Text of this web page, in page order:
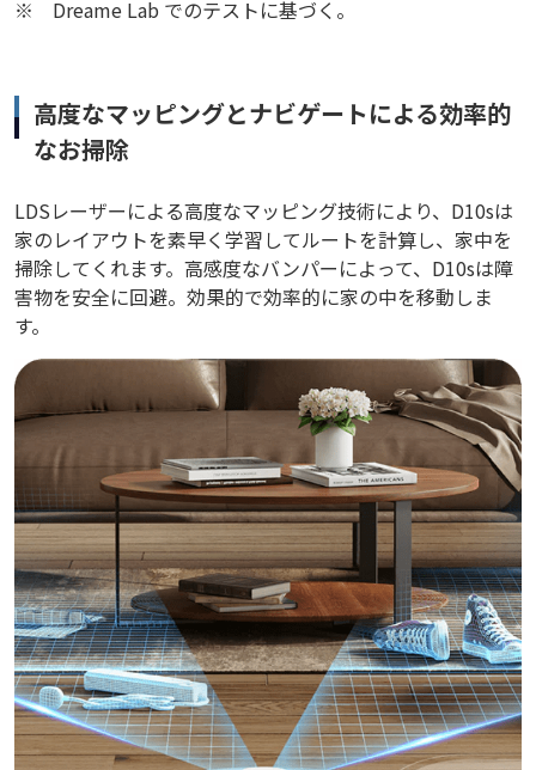
※
Dreame Lab でのテストに基づく。
高度なマッピングとナビゲートによる効率的
なお掃除
LDSレーザーによる高度なマッピング技術により、D10sは
家のレイアウトを素早く学習してルートを計算し、家中を
掃除してくれます。高感度なバンパーによって、D10sは障
害物を安全に回避。効果的で効率的に家の中を移動しま
す。